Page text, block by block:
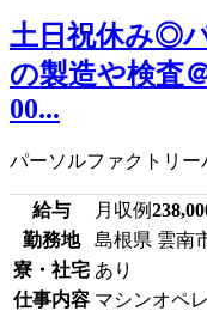
土日祝休み◎
の製造や検査
00...
パーソルファクトリ
給与 月収例
勤務地
島根県 雲南
寮・社宅 あり
仕事内容 マシンオペ